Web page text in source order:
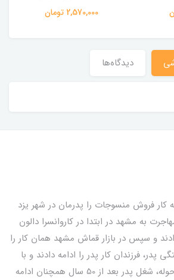
2,570,000 تومان
دیدگاه‌ها
است که کار فروش منسوجات را پدرمان در شهر یزد
به مشهد در ابتدا در کاروانسرا دالون
دادند و سپس در بازار قماش مشهد همان کار را
پدر، فرزندان کار پدر را ادامه دادند و با
فروش انواع روفرشی و حوله، شغل پدر بعد از 50 سال همچنان ادامه